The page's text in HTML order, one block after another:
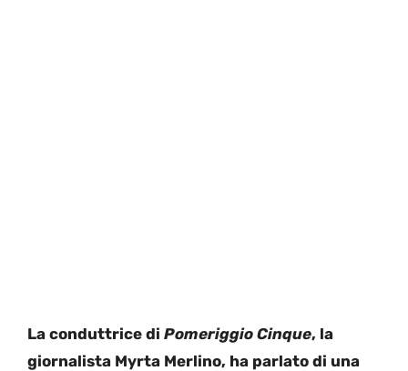
La conduttrice di Pomeriggio Cinque, la
giornalista Myrta Merlino, ha parlato di una